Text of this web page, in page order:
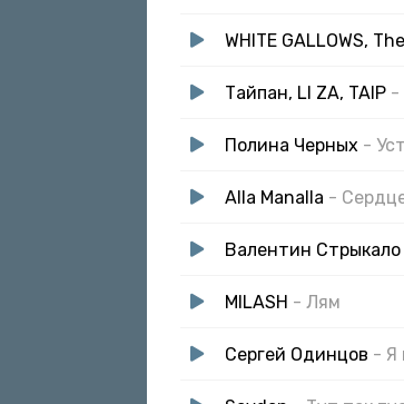
WHITE GALLOWS,
Тайпан, LI ZA, TAIP -
Полина Черных -
Alla Manalla -
Валентин Стрыкало
MILASH - Лям
Сергей Одинцов - Я